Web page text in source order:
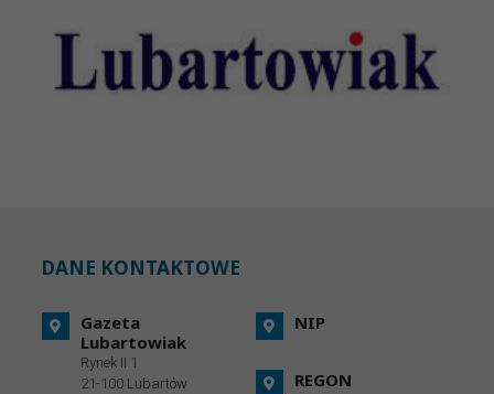
DANE KONTAKTOWE
Gazeta
Lubartowiak
Rynek II 1
21-100 Lubartów
NIP
REGON